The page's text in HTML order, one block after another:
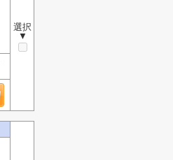
選択
▼